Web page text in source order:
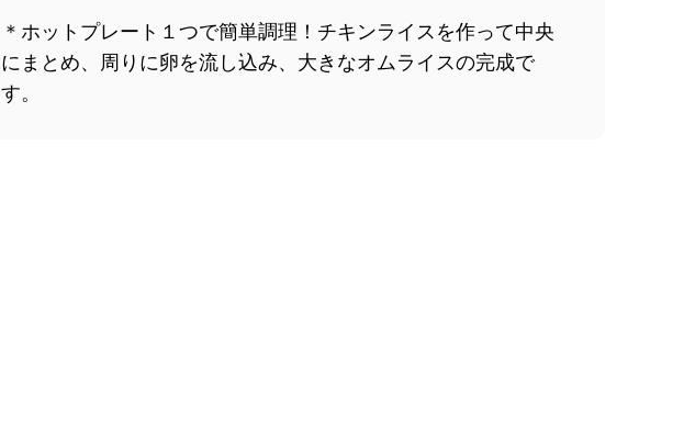
＊ホットプレート１つで簡単調理！チキンライスを作って中央
にまとめ、周りに卵を流し込み、大きなオムライスの完成で
す。